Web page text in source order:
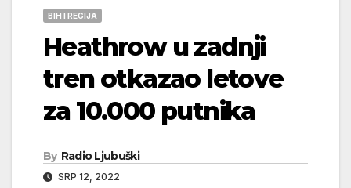
BIH I REGIJA
Heathrow u zadnji
tren otkazao letove
za 10.000 putnika
By Radio Ljubuški
SRP 12, 2022